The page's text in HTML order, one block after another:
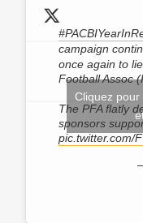
campaign
once again to
Football Assoc
The PFA flatly
sponsors
pic.twitter.com/
Cliquez